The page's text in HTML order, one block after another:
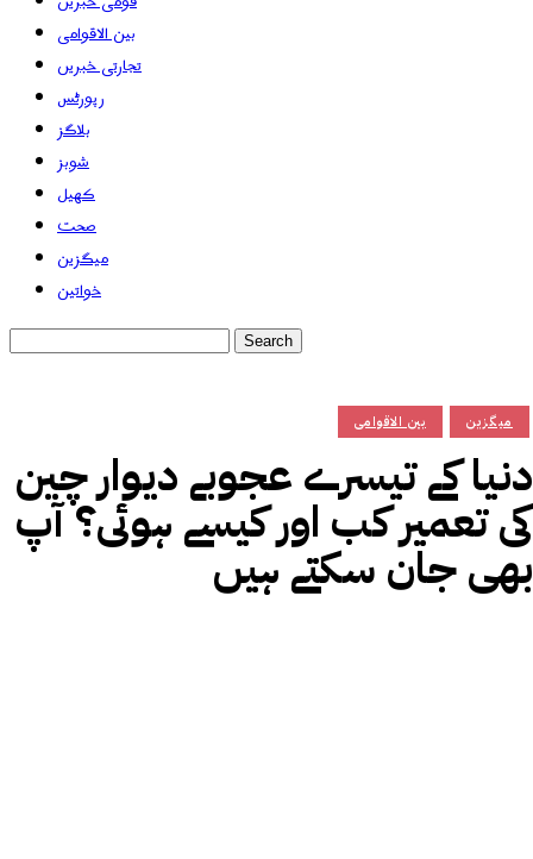
بین الاقوامی
تجارتی خبریں
رپورٹس
بلاگز
شوبز
کھیل
صحت
میگزین
خواتین
بین الاقوامی میگزین
دنیا کے تیسرے عجوبے دیوار چین
کی تعمیر کب اور کیسے ہوئی؟ آپ
بھی جان سکتے ہیں